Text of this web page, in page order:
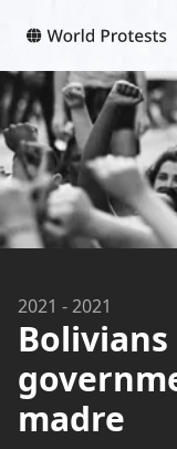
2021 -2021
madre